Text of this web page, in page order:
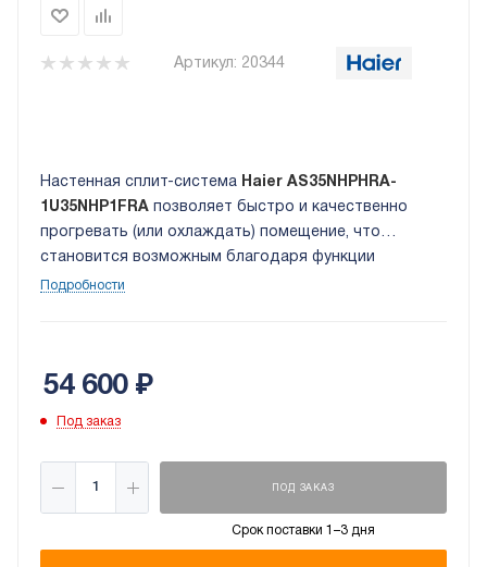
Артикул: 20344
Настенная сплит-система Haier AS35NHPHRA-
1U35NHP1FRA позволяет быстро и качественно
прогревать (или охлаждать) помещение, что
становится возможным благодаря функции
инверторному управлению мощностью и функции
Подробности
54 600₽
Под заказ
ПОД ЗАКАЗ
Срок поставки 1–3 дня